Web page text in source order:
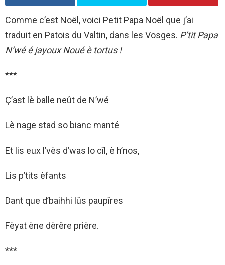
Comme c’est Noël, voici Petit Papa Noël que j’ai
traduit en Patois du Valtin, dans les Vosges. P’tit Papa
N’wé é jayoux Noué è tortus !
***
Ç’ast lè balle neût de N’wé
Lè nage stad so bianc manté
Et lis eux l’vès d’was lo cîl, è h’nos,
Lis p’tits èfants
Dant que d’baihhi lûs paupîres
Fèyat ène dèrêre prière.
***